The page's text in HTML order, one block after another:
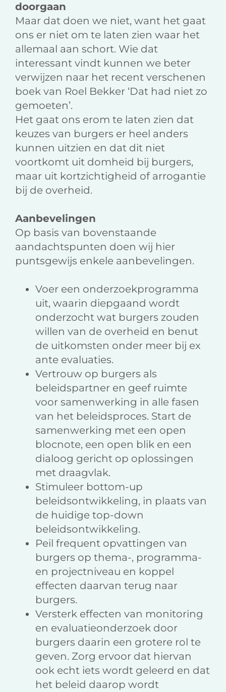
doorgaan
Maar dat doen we niet, want het gaat
ons er niet om te laten zien waar het
allemaal aan schort. Wie dat
interessant vindt kunnen we beter
verwijzen naar het recent verschenen
boek van Roel Bekker ‘Dat had niet zo
gemoeten’.
Het gaat ons erom te laten zien dat
keuzes van burgers er heel anders
kunnen uitzien en dat dit niet
voortkomt uit domheid bij burgers,
maar uit kortzichtigheid of arrogantie
bij de overheid.
Aanbevelingen
Op basis van bovenstaande
aandachtspunten doen wij hier
puntsgewijs enkele aanbevelingen.
Voer een onderzoekprogramma
uit, waarin diepgaand wordt
onderzocht wat burgers zouden
willen van de overheid en benut
de uitkomsten onder meer bij ex
ante evaluaties.
Vertrouw op burgers als
beleidspartner en geef ruimte
voor samenwerking in alle fasen
van het beleidsproces. Start de
samenwerking met een open
blocnote, een open blik en een
dialoog gericht op oplossingen
met draagvlak.
Stimuleer bottom-up
beleidsontwikkeling, in plaats van
de huidige top-down
beleidsontwikkeling.
Peil frequent opvattingen van
burgers op thema-, programma-
en projectniveau en koppel
effecten daarvan terug naar
burgers.
Versterk effecten van monitoring
en evaluatieonderzoek door
burgers daarin een grotere rol te
geven. Zorg ervoor dat hiervan
ook echt iets wordt geleerd en dat
het beleid daarop wordt